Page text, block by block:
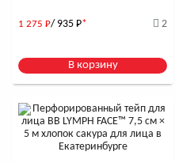
1 275 Р/ 935 Р* 2
В корзину